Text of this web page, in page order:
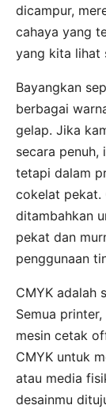
dicampur,
cahaya yang
yang kita lihat
Bayangkan
berbagai
gelap. Jika
secara penuh,
tetapi dalam
cokelat pekat.
ditambahkan
pekat dan
penggunaan
CMYK adalah
Semua
mesin cetak
CMYK untuk
atau media
desainmu